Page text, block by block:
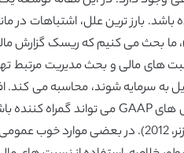
باشد. بارز ترین علل،
منبع را در نظر گرفته است ( دیوتا و گراهام ،
های مالی و بحث مدیریت
به سرمایه شوند، محاسبه می
که می تواند خطر تعامل ایجاد کند ( چن،